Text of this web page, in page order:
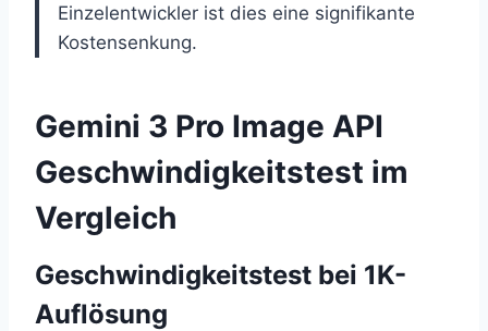
Einzelentwickler ist dies eine signifikante
Kostensenkung.
Gemini 3 Pro Image API
Geschwindigkeitstest im
Vergleich
Geschwindigkeitstest bei 1K-
Auflösung